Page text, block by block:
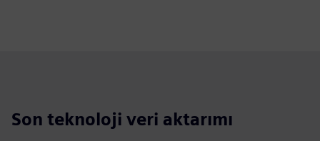
Son teknoloji veri aktarımı